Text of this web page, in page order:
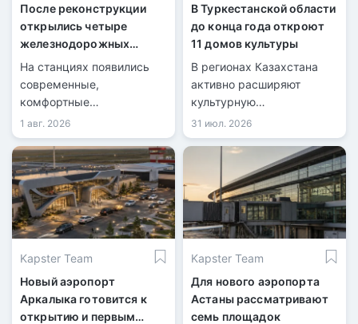
После реконструкции
открылись четыре
железнодорожных
вокзала
На станциях появились
современные,
комфортные
пространства для
пассажиров.
1 авг. 2026
В Туркестанской области
до конца года откроют
11 домов культуры
В регионах Казахстана
активно расширяют
культурную
инфраструктуру.
31 июл. 2026
Kapster Team
Новый аэропорт
Аркалыка готовится к
открытию и первым
Kapster Team
Для нового аэропорта
Астаны рассматривают
семь площадок